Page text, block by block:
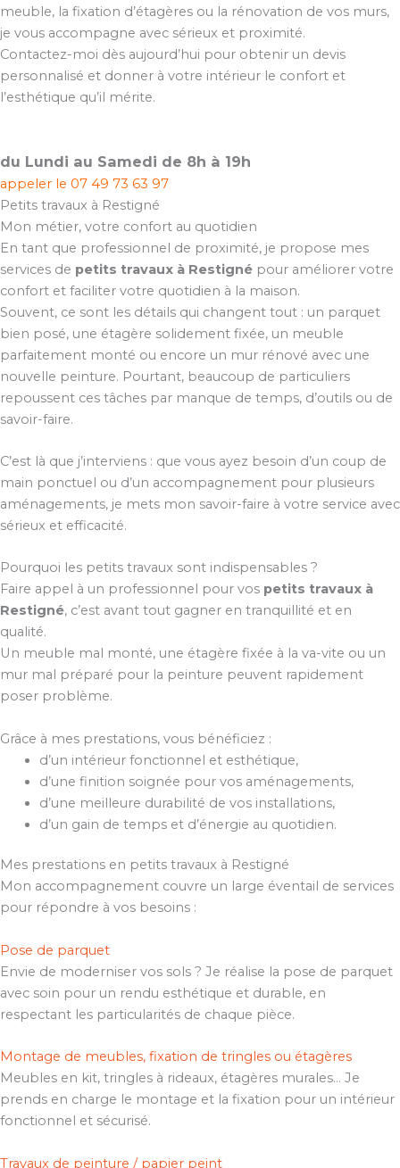
meuble, la fixation d’étagères ou la rénovation de vos murs,
je vous accompagne avec sérieux et proximité.
Contactez-moi dès aujourd’hui pour obtenir un devis
personnalisé et donner à votre intérieur le confort et
l’esthétique qu’il mérite.
du Lundi au Samedi de 8h à 19h
appeler le 07 49 73 63 97
Petits travaux à Restigné
Mon métier, votre confort au quotidien
En tant que professionnel de proximité, je propose mes
services de petits travaux à Restigné pour améliorer votre
confort et faciliter votre quotidien à la maison.
Souvent, ce sont les détails qui changent tout : un parquet
bien posé, une étagère solidement fixée, un meuble
parfaitement monté ou encore un mur rénové avec une
nouvelle peinture. Pourtant, beaucoup de particuliers
repoussent ces tâches par manque de temps, d’outils ou de
savoir-faire.
C’est là que j’interviens : que vous ayez besoin d’un coup de
main ponctuel ou d’un accompagnement pour plusieurs
aménagements, je mets mon savoir-faire à votre service avec
sérieux et efficacité.
Pourquoi les petits travaux sont indispensables ?
Faire appel à un professionnel pour vos petits travaux à
Restigné, c’est avant tout gagner en tranquillité et en
qualité.
Un meuble mal monté, une étagère fixée à la va-vite ou un
mur mal préparé pour la peinture peuvent rapidement
poser problème.
Grâce à mes prestations, vous bénéficiez :
d’un intérieur fonctionnel et esthétique,
d’une finition soignée pour vos aménagements,
d’une meilleure durabilité de vos installations,
d’un gain de temps et d’énergie au quotidien.
Mes prestations en petits travaux à Restigné
Mon accompagnement couvre un large éventail de services
pour répondre à vos besoins :
Pose de parquet
Envie de moderniser vos sols ? Je réalise la pose de parquet
avec soin pour un rendu esthétique et durable, en
respectant les particularités de chaque pièce.
Montage de meubles, fixation de tringles ou étagères
Meubles en kit, tringles à rideaux, étagères murales… Je
prends en charge le montage et la fixation pour un intérieur
fonctionnel et sécurisé.
Travaux de peinture / papier peint